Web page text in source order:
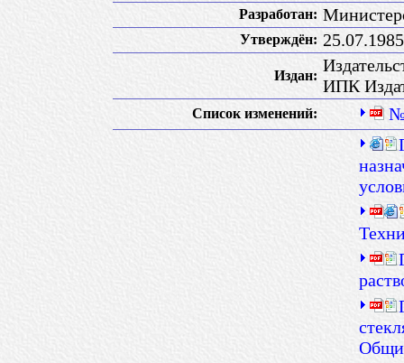
Разработан:
Утверждён:
Издан:
ИПК
Список изменений: №